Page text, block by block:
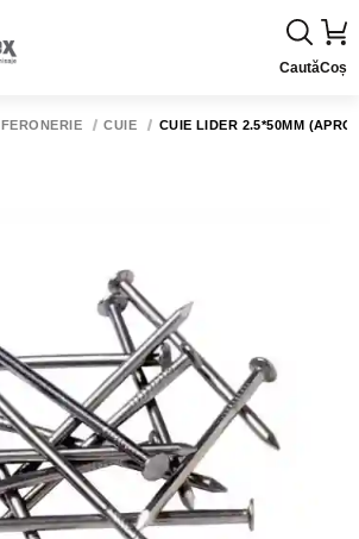
CautăCoș
FERONERIE CUIE CUIE LIDER 2.5*50MM